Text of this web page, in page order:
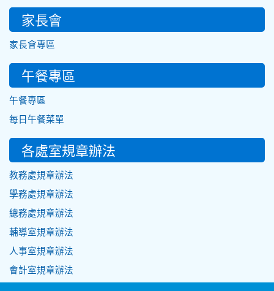
家長會
家長會專區
午餐專區
午餐專區
每日午餐菜單
各處室規章辦法
教務處規章辦法
學務處規章辦法
總務處規章辦法
輔導室規章辦法
人事室規章辦法
會計室規章辦法